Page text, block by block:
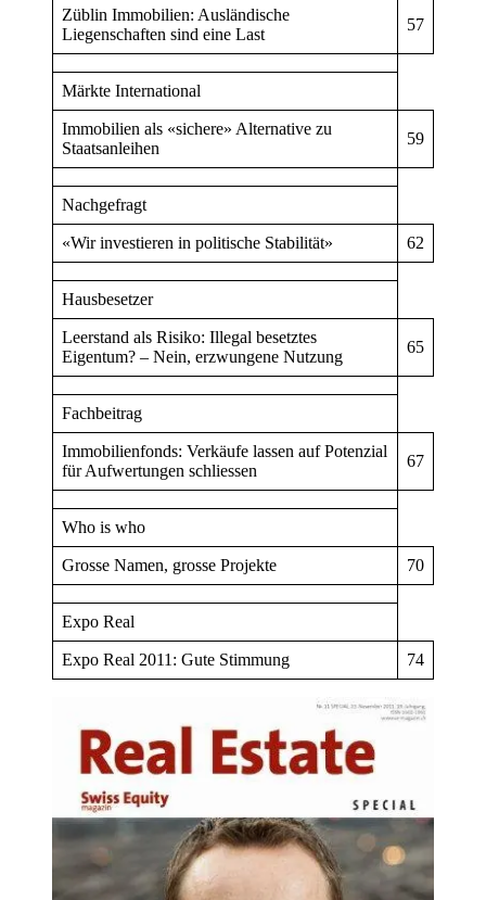
Züblin Immobilien: Ausländische
Liegenschaften sind eine Last
57
Märkte International
Immobilien als «sichere» Alternative zu
Staatsanleihen
59
Nachgefragt
«Wir investieren in politische Stabilität» 62
Hausbesetzer
Leerstand als Risiko: Illegal besetztes
Eigentum? – Nein, erzwungene Nutzung
65
Fachbeitrag
Immobilienfonds: Verkäufe lassen auf Potenzial
für Aufwertungen schliessen
67
Who is who
Grosse Namen, grosse Projekte 70
Expo Real
Expo Real 2011: Gute Stimmung 74